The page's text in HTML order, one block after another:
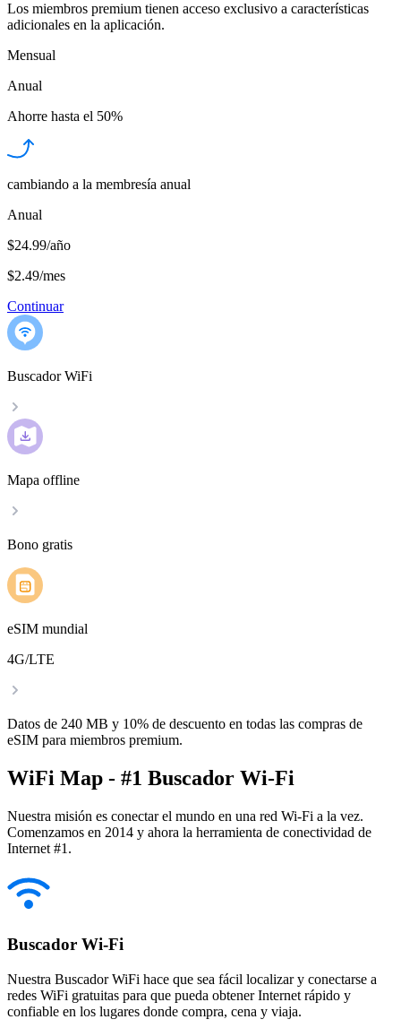
Los miembros premium tienen acceso exclusivo a características
adicionales en la aplicación.
Mensual
Anual
Ahorre hasta el 50%
cambiando a la membresía anual
Anual
$24.99/año
$2.49/mes
Continuar
Buscador WiFi
Mapa offline
Bono gratis
eSIM mundial
4G/LTE
Datos de 240 MB y 10% de descuento en todas las compras de
eSIM para miembros premium.
WiFi Map - #1 Buscador Wi-Fi
Nuestra misión es conectar el mundo en una red Wi-Fi a la vez.
Comenzamos en 2014 y ahora la herramienta de conectividad de
Internet #1.
Buscador Wi-Fi
Nuestra Buscador WiFi hace que sea fácil localizar y conectarse a
redes WiFi gratuitas para que pueda obtener Internet rápido y
confiable en los lugares donde compra, cena y viaja.